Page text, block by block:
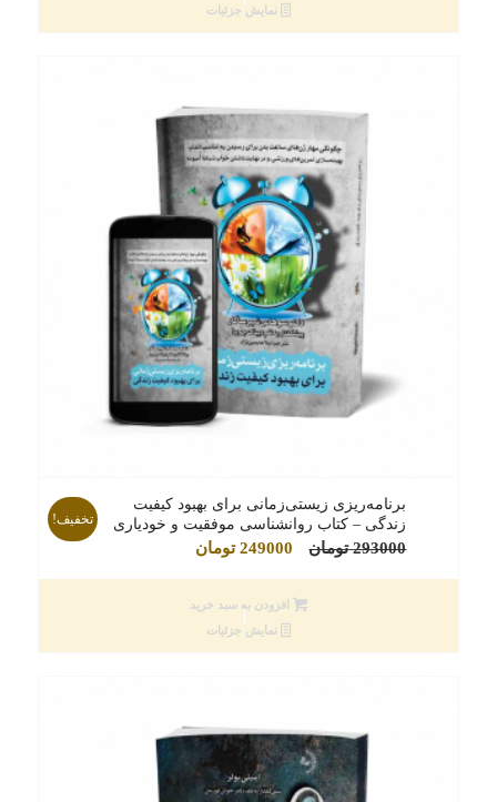
نمایش جزئیات
برنامه‌ریزی زیستی‌زمانی‌‌ برای بهبود کیفیت
زندگی‌ – کتاب روانشناسی موفقیت و خودیاری
293000 تومان
قیمت
293000 تومان
بود.
249000 تومانقیمت
تخفیف!
افزودن به سبد خرید
نمایش جزئیات